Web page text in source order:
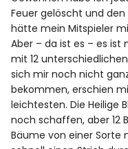
Feuer gelöscht und
hätte mein Mitspieler
Aber – da ist es – es ist
mit 12
sich mir noch nicht
bekommen, erschien
leichtesten. Die Heilige
noch schaffen, aber 12
Bäume von einer Sorte